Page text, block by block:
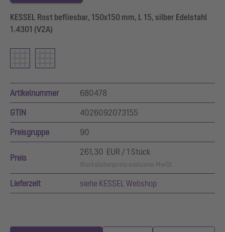
KESSEL Rost befliesbar, 150x150 mm, L 15, silber Edelstahl
1.4301 (V2A)
Artikelnummer 680478
GTIN 4026092073155
Preisgruppe 90
Preis
261,30 EUR / 1 Stück
Werkslistenpreis exklusive MwSt.
Lieferzeit siehe KESSEL Webshop